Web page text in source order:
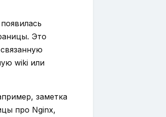
Это
wiki или
заметка
про Nginx,